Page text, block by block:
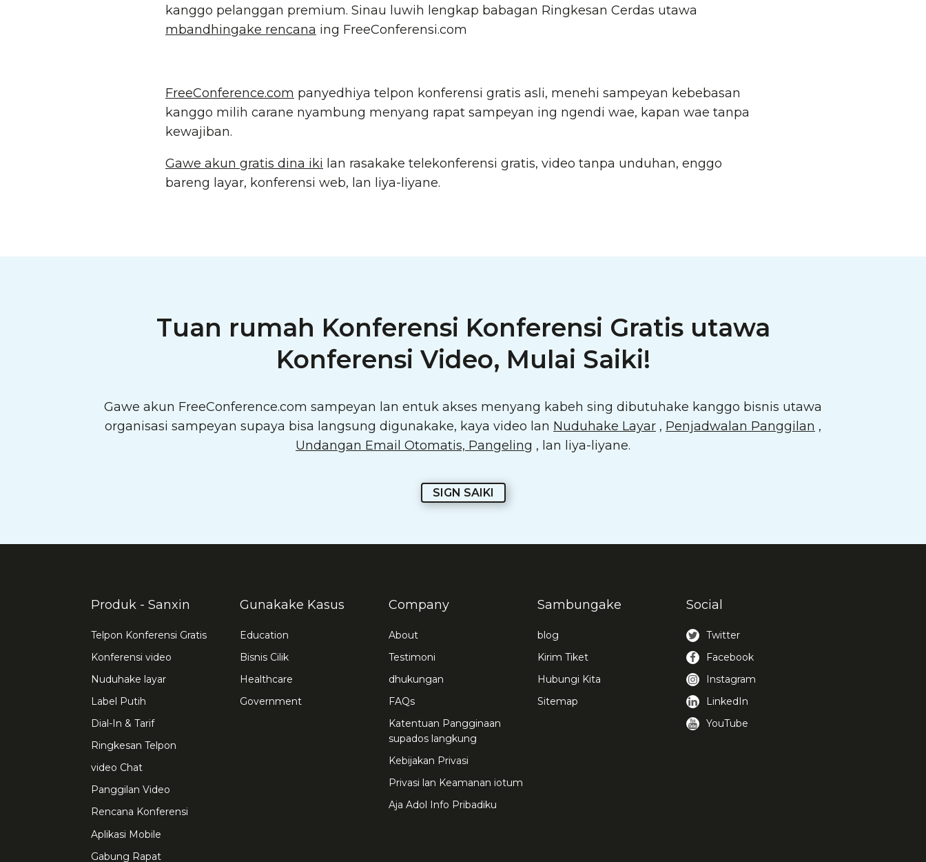
kanggo pelanggan premium. Sinau luwih lengkap babagan Ringkesan Cerdas utawa
mbandhingake rencana ing FreeConferensi.com
FreeConference.com panyedhiya telpon konferensi gratis asli, menehi sampeyan kebebasan
kanggo milih carane nyambung menyang rapat sampeyan ing ngendi wae, kapan wae tanpa
kewajiban.
Gawe akun gratis dina iki lan rasakake telekonferensi gratis, video tanpa unduhan, enggo
bareng layar, konferensi web, lan liya-liyane.
Tuan rumah Konferensi Konferensi Gratis utawa
Konferensi Video, Mulai Saiki!
Gawe akun FreeConference.com sampeyan lan entuk akses menyang kabeh sing dibutuhake kanggo bisnis utawa
organisasi sampeyan supaya bisa langsung digunakake, kaya video lan Nuduhake Layar , Penjadwalan Panggilan ,
Undangan Email Otomatis, Pangeling , lan liya-liyane.
SIGN SAIKI
Produk - Sanxin
Telpon Konferensi Gratis
Konferensi video
Nuduhake layar
Label Putih
Dial-In & Tarif
Ringkesan Telpon
video Chat
Panggilan Video
Rencana Konferensi
Aplikasi Mobile
Gabung Rapat
Gunakake Kasus
Education
Bisnis Cilik
Healthcare
Government
Company
About
Testimoni
dhukungan
FAQs
Katentuan Pangginaan
supados langkung
Kebijakan Privasi
Privasi lan Keamanan iotum
Aja Adol Info Pribadiku
Sambungake
blog
Kirim Tiket
Hubungi Kita
Sitemap
Social
Twitter
Facebook
Instagram
LinkedIn
YouTube